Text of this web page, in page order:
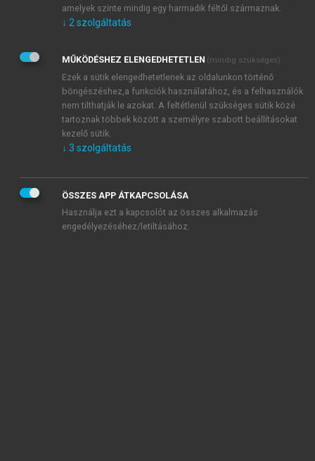
Kérek értesítést a MeRSZ újdonságairól, akcióiról.
Kérek értesítést az Akadémiai Kiadó Zrt. újdonságairól,
Adatkezelési tájékoztatóbanfoglaltakat tudomásul
veszem és elfogadom.
Általános vásárlási feltételeket, valamint a szotar.netés a
mersz.huoldalak licencszerződéseiben foglaltakat
tudomásul veszem és elfogadom.
KIPRÓBÁLOM
amelyek szinte mindig egy harmadik féltől származnak.
↓ 2 szolgáltatás
MŰKÖDÉSHEZ ELENGEDHETETLEN (mindig szükséges)
Ezek a sütik elengedhetetlenek az oldalunkon történő
böngészéshez,a funkciók használatához, és a felhasználók
nem tilthatják le azokat. A feltétlenül szükséges sütik közé
tartoznak többek között a személyre szabott beállításokat
kezelő sütik.
↓ 3 szolgáltatás
ÖSSZES APP ÁTKAPCSOLÁSA
Használja ezt a kapcsolót az összes alkalmazás
engedélyezéséhez/letiltásához.